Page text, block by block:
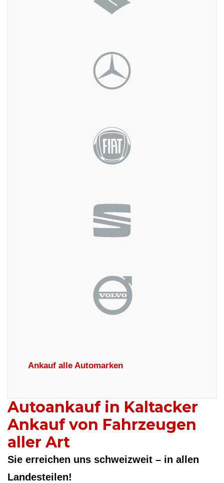
Ankauf alle Automarken
Autoankauf in Kaltacker
Ankauf von Fahrzeugen
aller Art
Sie erreichen uns schweizweit – in allen
Landesteilen!